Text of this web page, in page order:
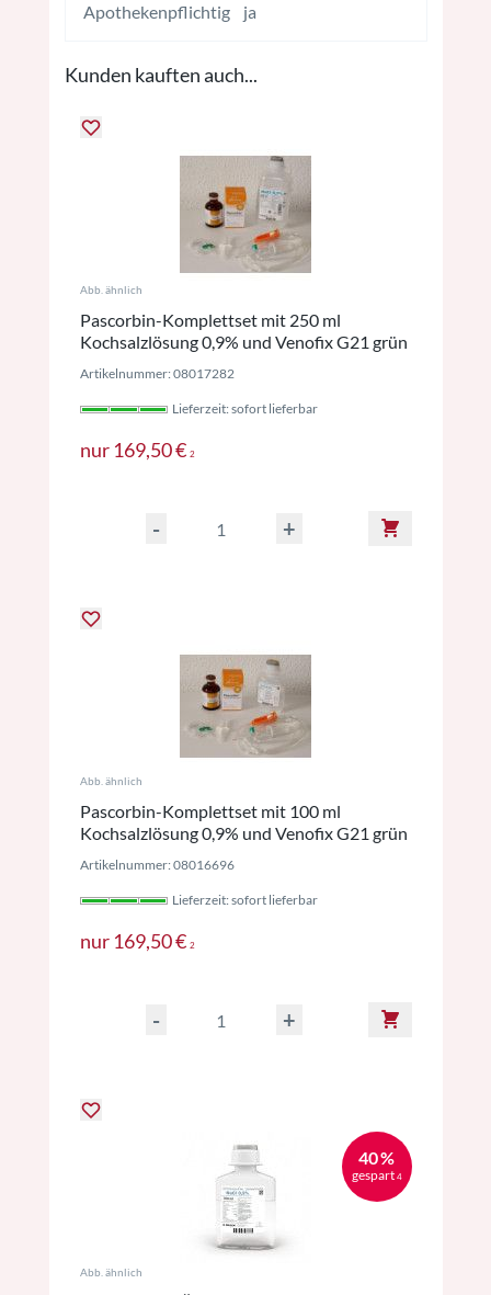
Apothekenpflichtig
ja
Kunden kauften auch...
Abb. ähnlich
Pascorbin-Komplettset mit 250 ml
Kochsalzlösung 0,9% und Venofix G21 grün
Artikelnummer: 08017282
Lieferzeit: sofort lieferbar
nur 169,50 € 2Preise inkl. MwSt. ggf. zzgl.
- +
Abb. ähnlich
Pascorbin-Komplettset mit 100 ml
Kochsalzlösung 0,9% und Venofix G21 grün
Artikelnummer: 08016696
Lieferzeit: sofort lieferbar
nur 169,50 € 2Preise inkl. MwSt. ggf. zzgl.
- +
40 %
gespart 4
Abb. ähnlich